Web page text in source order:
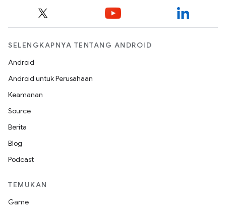
SELENGKAPNYA TENTANG ANDROID
Android
Android untuk Perusahaan
Keamanan
Source
Berita
Blog
Podcast
TEMUKAN
Game